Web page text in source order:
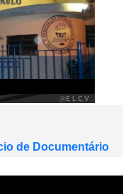
de Documentário